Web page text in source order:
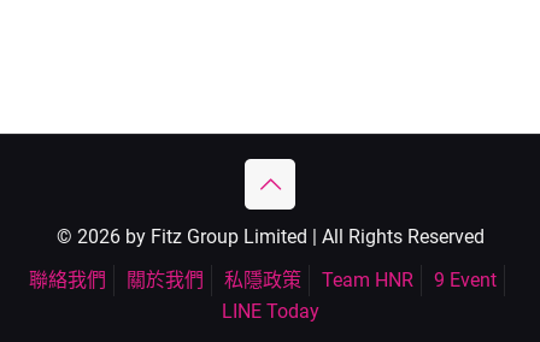
© 2026 by Fitz Group Limited | All Rights Reserved
聯絡我們
關於我們 私隱政策 Team HNR
9 Event
LINE Today